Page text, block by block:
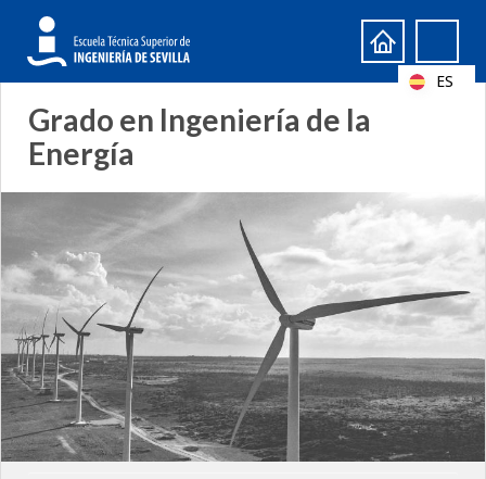
Formulario
de
búsqueda
Search
Grado en Ingeniería de la
Energía
ES